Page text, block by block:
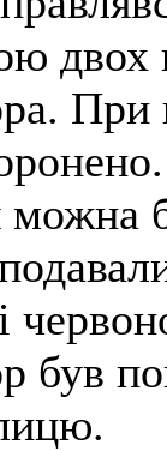
двох
При
можна
був